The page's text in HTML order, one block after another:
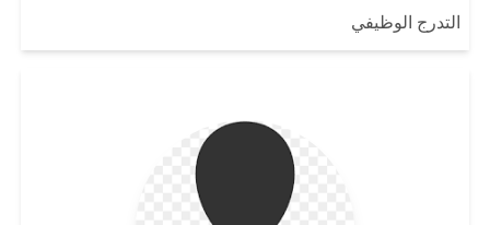
التدرج الوظيفي